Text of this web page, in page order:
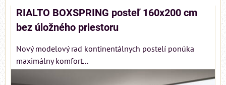
RIALTO BOXSPRING posteľ 160x200 cm
bez úložného priestoru
Nový modelový rad kontinentálnych postelí ponúka
maximálny komfort...